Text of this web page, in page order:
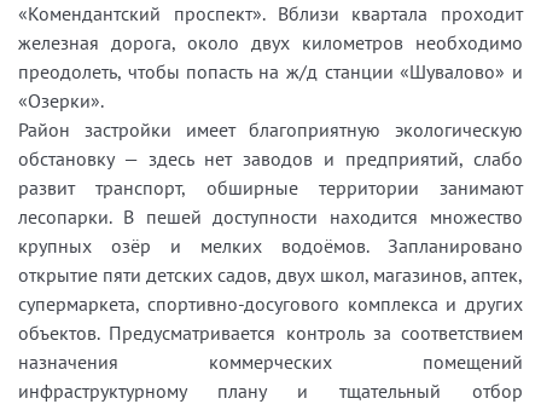
«Комендантский проспект». Вблизи квартала проходит
железная дорога, около двух километров необходимо
преодолеть, чтобы попасть на ж/д станции «Шувалово» и
«Озерки».
Район застройки имеет благоприятную экологическую
обстановку — здесь нет заводов и предприятий, слабо
развит транспорт, обширные территории занимают
лесопарки. В пешей доступности находится множество
крупных озёр и мелких водоёмов. Запланировано
открытие пяти детских садов, двух школ, магазинов, аптек,
супермаркета, спортивно-досугового комплекса и других
объектов. Предусматривается контроль за соответствием
назначения коммерческих помещений
инфраструктурному плану и тщательный отбор